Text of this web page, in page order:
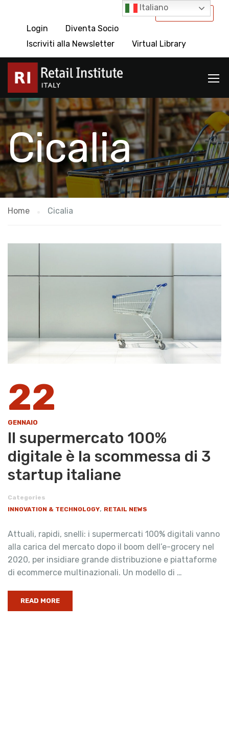
International
Login
Diventa Socio
Iscriviti alla Newsletter
Virtual Library
Cicalia
Home Cicalia
22
GENNAIO
Il supermercato 100%
digitale è la scommessa di 3
startup italiane
Categories
INNOVATION & TECHNOLOGY, RETAIL NEWS
Attuali, rapidi, snelli: i supermercati 100% digitali vanno
alla carica del mercato dopo il boom dell’e-grocery nel
2020, per insidiare grande distribuzione e piattaforme
di ecommerce multinazionali. Un modello di …
READ MORE
Italiano